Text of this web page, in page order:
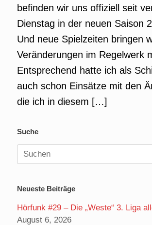
befinden wir uns offiziell seit
Dienstag in der neuen Saison
Und neue Spielzeiten bringen
Veränderungen im Regelwerk
Entsprechend hatte ich als
auch schon Einsätze mit den
die ich in diesem […]
Suche
Suchen
nach:
Neueste Beiträge
Hörfunk #29 – Die „Weste“ 3. Liga
August 6, 2026